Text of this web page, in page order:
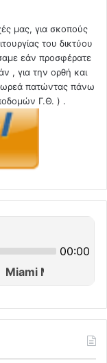
μας, για σκοπούς
του δικτύου
εάν προσφέρατε
, για την ορθή και
πατώντας πάνω
Γ.Θ. ) .